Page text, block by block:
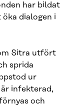
har bildat
dialogen i
Sitra utfört
sprida
ur
infekterad,
och